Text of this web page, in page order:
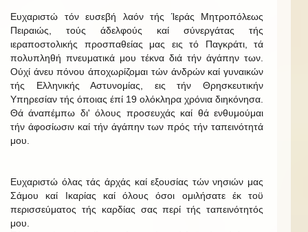
Ευχαριστώ τόν ευσεβή λαόν τής Ίεράς Μητροπόλεως
Πειραιώς, τούς άδελφούς καί σύνεργάτας τής
ιεραποστολικής προσπαθείας μας εις τό Παγκράτι, τά
πολυπληθή πνευματικά μου τέκνα διά τήν άγάπην των.
Ούχί άνευ πόνου άποχωρίζομαι τών άνδρών καί γυναικών
τής Ελληνικής Αστυνομίας, εις τήν Θρησκευτικήν
Υπηρεσίαν τής όποιας έπί 19 ολόκληρα χρόνια διηκόνησα.
Θά άναπέμπω δι' όλους προσευχάς καί θά ενθυμούμαι
τήν άφοσίωσιν καί τήν άγάπην των πρός τήν ταπεινότητά
μου.
Ευχαριστώ όλας τάς άρχάς καί εξουσίας τών νησιών μας
Σάμου καί Ικαρίας καί όλους όσοι ομιλήσατε έκ τοϋ
περισσεύματος τής καρδίας σας περί τής ταπεινότητός
μου.